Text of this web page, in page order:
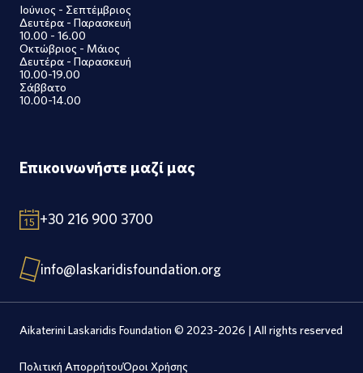
Ιούνιος - Σεπτέμβριος
Δευτέρα - Παρασκευή
10.00 - 16.00
Οκτώβριος - Μάιος
Δευτέρα - Παρασκευή
10.00-19.00
Σάββατο
10.00-14.00
Επικοινωνήστε μαζί μας
+30 216 900 3700
info@laskaridisfoundation.org
Aikaterini Laskaridis Foundation © 2023-2026 | All rights reserved
Πολιτική ΑπορρήτουΌροι Χρήσης